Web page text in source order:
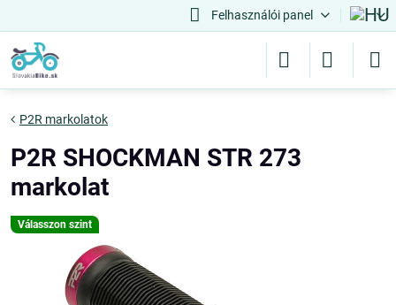
Felhasználói panel
Válasszon szint
P2R markolatok
P2R SHOCKMAN STR 273
markolat